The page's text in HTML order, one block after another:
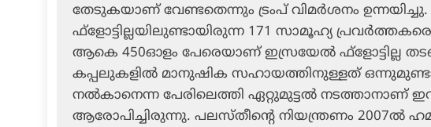
തേടുകയാണ് വേണ്ടതെന്നും ട്രംപ് വിമര്‍ശനം ഉന്നയിച്ചു.
ഫ്‌ളോട്ടില്ലയിലുണ്ടായിരുന്ന 171 സാമൂഹ്യ
ആകെ 450ഓളം പേരെയാണ് ഇസ്രയേല്‍ ഫ്‌ളോട്ടില്ല
കപ്പലുകളില്‍ മാനുഷിക സഹായത്തിനുള്ളത്
നല്‍കാനെന്ന പേരിലെത്തി ഏറ്റുമുട്ടല്‍ നടത്താനാണ്
ആരോപിച്ചിരുന്നു. പലസ്തീന്റെ നിയന്ത്രണം 2007ല്‍